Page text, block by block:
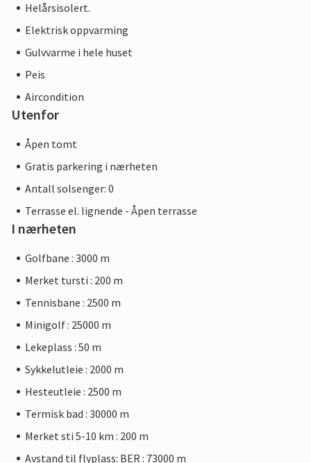
Helårsisolert.
Elektrisk oppvarming
Gulvvarme i hele huset
Peis
Aircondition
Utenfor
Åpen tomt
Gratis parkering i nærheten
Antall solsenger: 0
Terrasse el. lignende - Åpen terrasse
I nærheten
Golfbane : 3000 m
Merket tursti : 200 m
Tennisbane : 2500 m
Minigolf : 25000 m
Lekeplass : 50 m
Sykkelutleie : 2000 m
Hesteutleie : 2500 m
Termisk bad : 30000 m
Merket sti 5-10 km : 200 m
Avstand til flyplass: BER : 73000 m